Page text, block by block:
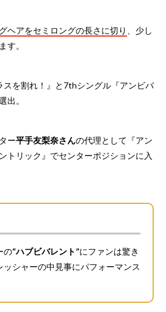
ヘアをセミロングの長さに切り
、少し
す。
を割れ！』と7thシングル『アンビバ
出。
ー平手友梨奈さんの代理として『アン
トリック』でセンターポジションに入
の“ハブビバレント”にファンは驚き
ッシャーの中見事にパフォーマンス